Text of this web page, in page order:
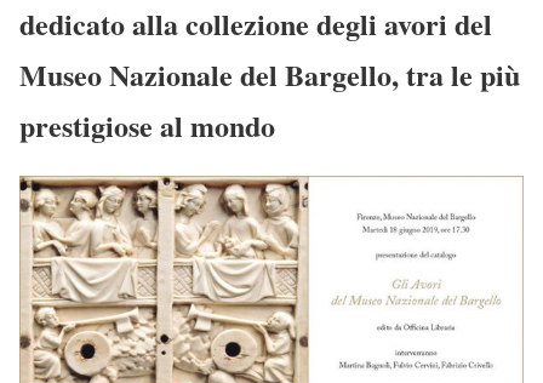
dedicato alla collezione degli avori del
Museo Nazionale del Bargello, tra le più
prestigiose al mondo